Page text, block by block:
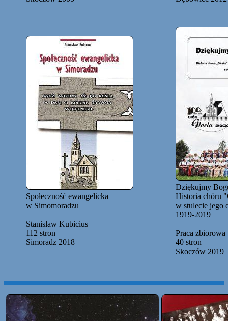
Społeczność ewangelicka
w Simomoradzu
Stanisław Kubicius
112 stron
Simoradz 2018
Dziękujmy
Historia chóru
w stulecie jego
1919-2019
Praca zbiorowa
40 stron
Skoczów 2019